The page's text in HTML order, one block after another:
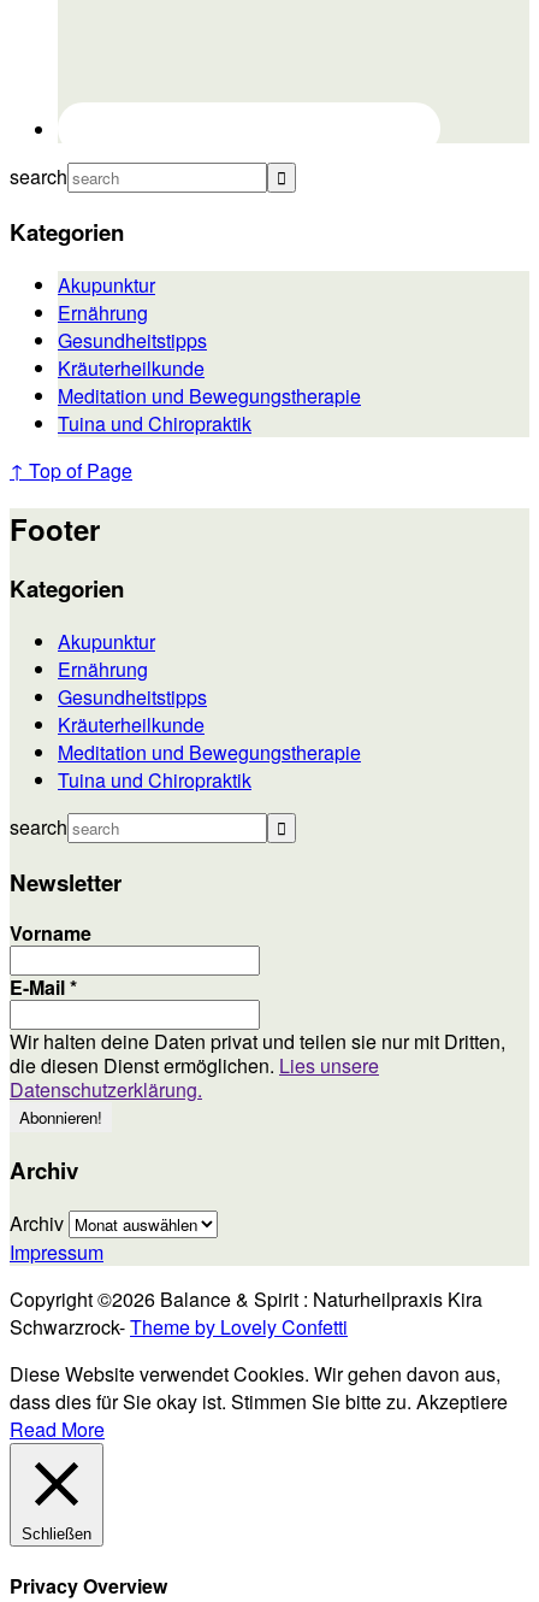
search
Kategorien
Akupunktur
Ernährung
Gesundheitstipps
Kräuterheilkunde
Meditation und Bewegungstherapie
Tuina und Chiropraktik
↑ Top of Page
Footer
Kategorien
Akupunktur
Ernährung
Gesundheitstipps
Kräuterheilkunde
Meditation und Bewegungstherapie
Tuina und Chiropraktik
search
Newsletter
Vorname
E-Mail*
Wir halten deine Daten privat und teilen sie nur mit Dritten,
die diesen Dienst ermöglichen. Lies unsere
Datenschutzerklärung.
Archiv
Archiv
Impressum
Copyright ©2026 Balance & Spirit : Naturheilpraxis Kira
Schwarzrock-Theme by Lovely Confetti
Diese Website verwendet Cookies. Wir gehen davon aus,
dass dies für Sie okay ist. Stimmen Sie bitte zu. Akzeptiere
Read More
Schließen
Privacy Overview